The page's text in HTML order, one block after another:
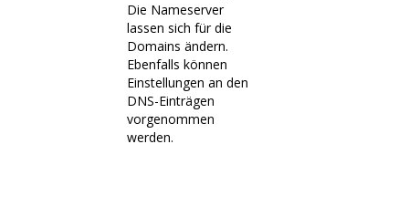
Die Nameserver
lassen sich für die
Domains ändern.
Ebenfalls können
Einstellungen an den
DNS-Einträgen
vorgenommen
werden.